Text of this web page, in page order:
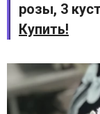
розы, 3
Купить!